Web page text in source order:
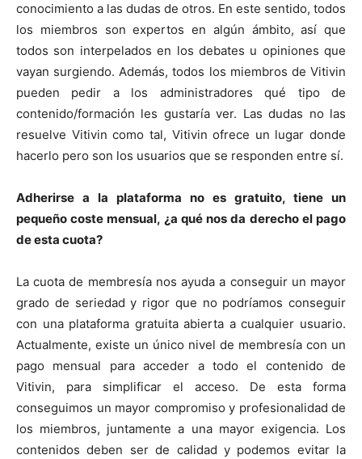
conocimiento a las dudas de otros. En este sentido, todos
los miembros son expertos en algún ámbito, así que
todos son interpelados en los debates u opiniones que
vayan surgiendo. Además, todos los miembros de Vitivin
pueden pedir a los administradores qué tipo de
contenido/formación les gustaría ver. Las dudas no las
resuelve Vitivin como tal, Vitivin ofrece un lugar donde
hacerlo pero son los usuarios que se responden entre sí.
Adherirse a la plataforma no es gratuito, tiene un
pequeño coste mensual, ¿a qué nos da derecho el pago
de esta cuota?
La cuota de membresía nos ayuda a conseguir un mayor
grado de seriedad y rigor que no podríamos conseguir
con una plataforma gratuita abierta a cualquier usuario.
Actualmente, existe un único nivel de membresía con un
pago mensual para acceder a todo el contenido de
Vitivin, para simplificar el acceso. De esta forma
conseguimos un mayor compromiso y profesionalidad de
los miembros, juntamente a una mayor exigencia. Los
contenidos deben ser de calidad y podemos evitar la